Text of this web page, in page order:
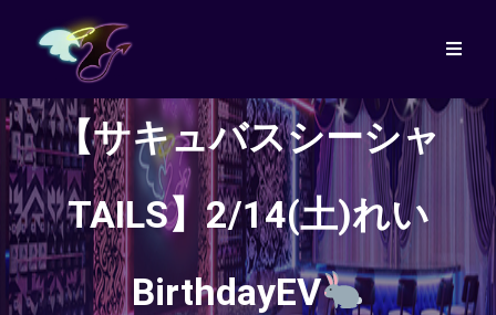
【サキュバスシーシャ
TAILS】2/14(土)れい
BirthdayEV